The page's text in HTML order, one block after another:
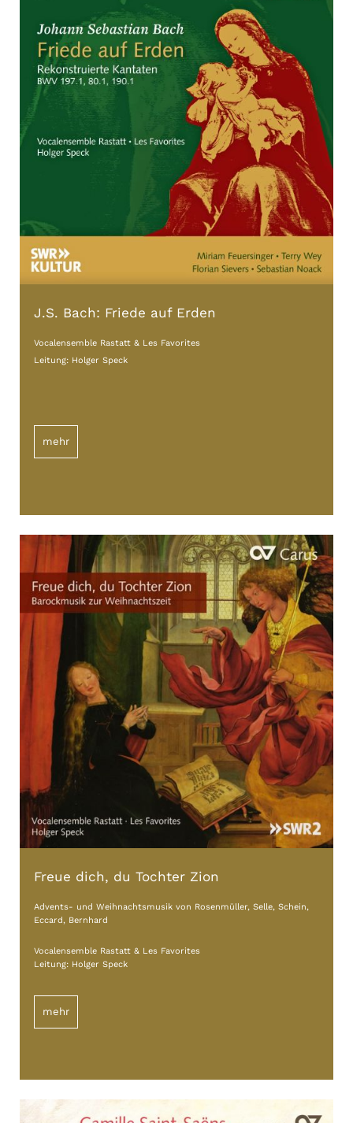
J.S. Bach: Friede auf Erden
Vocalensemble Rastatt & Les Favorites
Leitung: Holger Speck
mehr
Freue dich, du Tochter Zion
Advents- und Weihnachtsmusik von Rosenmüller, Selle, Schein,
Eccard, Bernhard
Vocalensemble Rastatt & Les Favorites
Leitung: Holger Speck
mehr